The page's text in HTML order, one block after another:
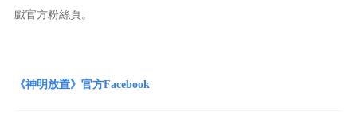
戲官方粉絲頁。
《神明放置》官方Facebook